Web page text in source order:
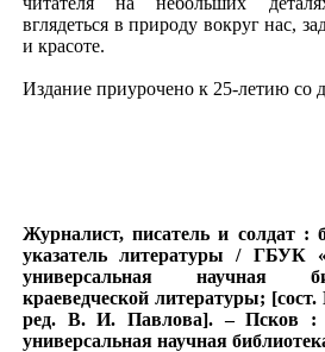
вглядеться в природу вокруг нас,
и красоте.
Издание приурочено к 25-летию со
Журналист, писатель и солдат :
указатель литературы / ГБУК
универсальная научная
краеведческой литературы;
ред. В. И. Павлова]. – Псков :
универсальная научная